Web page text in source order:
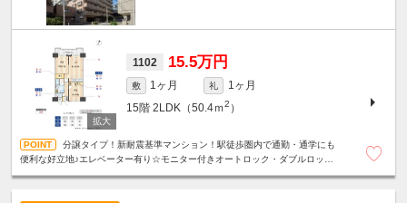
1102 15.5万円
敷 1ヶ月 礼
1ヶ月
15階 2LDK（50.4ｍ2 ）
分譲タイプ！新耐震基準マンション！駅徒歩圏内で通勤・通学にも
便利な好立地♪エレベーター有り☆モニター付きオートロック・ダブルロッ